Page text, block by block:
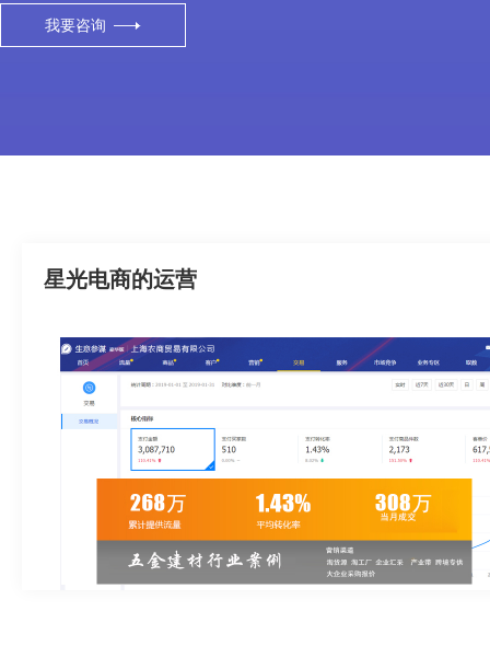
我要咨询
星光电商的运营